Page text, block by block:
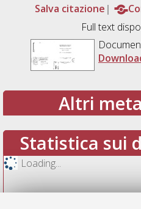
Salva citazione
Full text
Altri
Statistica sui
Loading...